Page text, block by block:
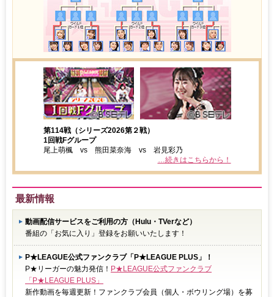
第114戦（シリーズ2026第２戦）
1回戦Fグループ
尾上萌楓 vs 熊田菜奈海 vs 岩見彩乃
…続きはこちらから！
最新情報
動画配信サービスをご利用の方（Hulu・TVerなど）
番組の「お気に入り」登録をお願いいたします！
P★LEAGUE公式ファンクラブ「P★LEAGUE PLUS」！
P★リーガーの魅力発信！ P★LEAGUE公式ファンクラブ
「P★LEAGUE PLUS」
新作動画を毎週更新！ファンクラブ会員（個人・ボウリング場）を募